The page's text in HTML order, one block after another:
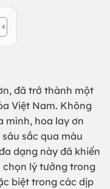
đã trở thành một
Việt Nam. Không
mình, hoa lay ơn
sắc qua màu
dạng này đã khiến
lý tưởng trong
biệt trong các dịp